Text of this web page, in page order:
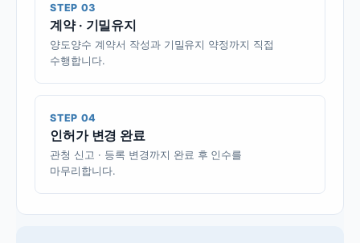
STEP 03
계약 · 기밀유지
양도양수 계약서 작성과 기밀유지 약정까지 직접
수행합니다.
STEP 04
인허가 변경 완료
관청 신고 · 등록 변경까지 완료 후 인수를
마무리합니다.